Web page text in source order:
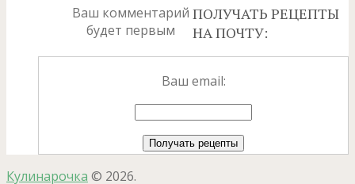
Ваш комментарий
будет первым
ПОЛУЧАТЬ РЕЦЕПТЫ
НА ПОЧТУ:
Ваш email:
Кулинарочка © 2026.